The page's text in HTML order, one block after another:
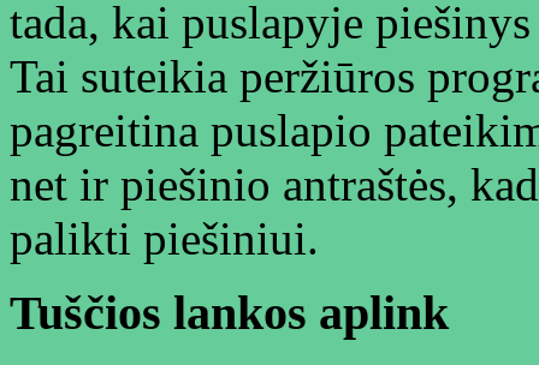
tada, kai puslapyje
Tai suteikia peržiūros
pagreitina puslapio
net ir piešinio antraštės,
palikti piešiniui.
Tuščios lankos aplink